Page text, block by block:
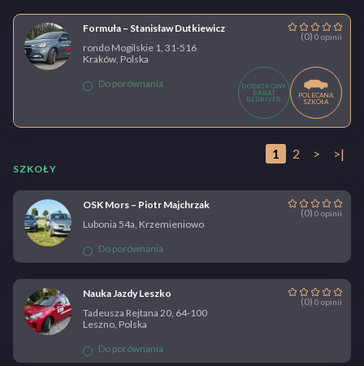
Formuła – Stanisław Dutkiewicz
(0) 0 opinii
rondo Mogilskie 1, 31-516
Kraków, Polska
Do porównania
DODATKOWY
RABAT
BEDRIVER
POLECANA
SZKOŁA
1 2 > >|
SZKOŁY
OSK Mors – Piotr Majchrzak
(0) 0 opinii
Lubonia 54a, Krzemieniowo
Do porównania
Nauka Jazdy Leszko
(0) 0 opinii
Tadeusza Rejtana 20, 64-100
Leszno, Polska
Do porównania